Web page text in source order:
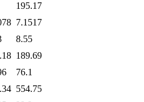
195.17
7.1517
8.55
189.69
76.1
554.75